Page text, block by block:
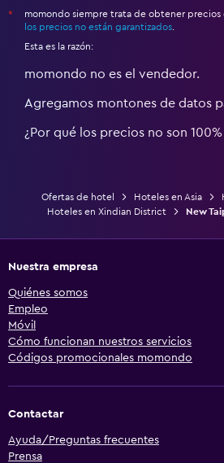
*
momondo siempre trata de obtener precios
los precios no están garantizados
Esta es la razón:
momondo no es el vendedor.
Agregamos montones de datos
¿Por qué los precios no son
Ofertas de hotel Hoteles en Asia
Hoteles en Xindian District
New
Nuestra empresa
Quiénes somos
Empleo
Móvil
Cómo funcionan nuestros servicios
Códigos promocionales momondo
Contactar
Ayuda/Preguntas frecuentes
Prensa